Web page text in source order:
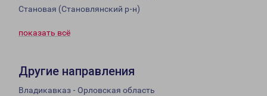
Становая (Становлянский р-н)
показать всё
Другие направления
Владикавказ - Орловская область